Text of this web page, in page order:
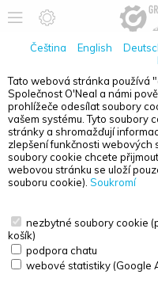
Čeština English
Tato webová stránka používá
Společnost O'Neal a námi
prohlížeče odesílat soubory
vašem systému. Tyto soubory
stránky a shromažďují
zlepšení funkčnosti webových
soubory cookie chcete
webovou stránku se uloží
souboru cookie). Soukromí
nezbytné soubory cookie
košík)
podpora chatu
webové statistiky (Google
PŘEHLED PRODUKTŮ -
Odkaz společnosti KINI Red
impuls díky silnému
Jméno rodiny Kinigadnerů,
legendární již více než 50 let,
motocyklových závodech.